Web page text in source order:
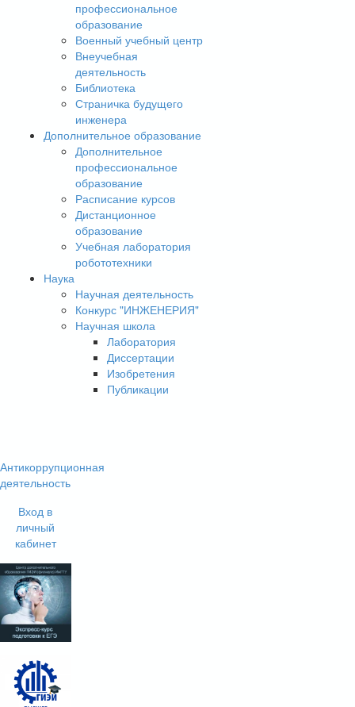
профессиональное
образование
Военный учебный центр
Внеучебная
деятельность
Библиотека
Страничка будущего
инженера
Дополнительное образование
Дополнительное
профессиональное
образование
Расписание курсов
Дистанционное
образование
Учебная лаборатория
робототехники
Наука
Научная деятельность
Конкурс "ИНЖЕНЕРИЯ"
Научная школа
Лаборатория
Диссертации
Изобретения
Публикации
Антикоррупционная
деятельность
Вход в
личный
кабинет